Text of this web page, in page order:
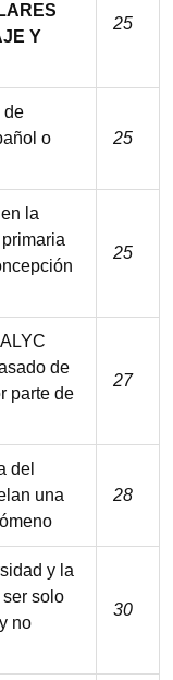
Y
25
de
o
25
la
25
de
parte de
27
del
una
28
y la
solo
no
30